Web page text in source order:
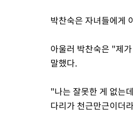
박찬숙은 자녀들에게
아울러 박찬숙은 "제
말했다.
"나는 잘못한 게 없는
다리가 천근만근이더